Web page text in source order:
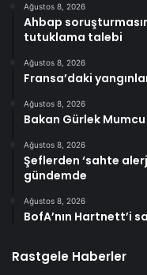
Ağustos 8, 2026
Ahbap
tutuklama talebi
Ağustos 8, 2026
Fransa’daki
Ağustos 8, 2026
Bakan Gürlek
Ağustos 8, 2026
Şeflerden ‘sahte
gündemde
Ağustos 8, 2026
BofA’nın Hartnett’i
Rastgele Haberler